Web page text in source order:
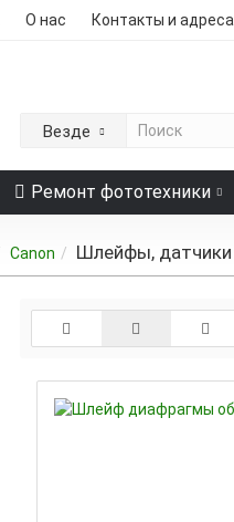
О нас Контакты и адреса
Везде
Ремонт фототехники
Canon Шлейфы, датчики